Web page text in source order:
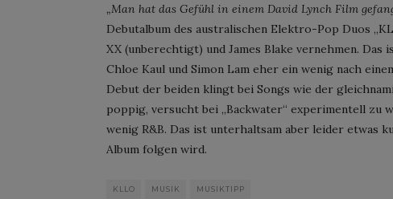
„Man hat das Gefühl in einem David Lynch Film
Debutalbum des australischen Elektro-Pop Duos
XX (unberechtigt) und James Blake vernehmen.
Chloe Kaul und Simon Lam eher ein wenig nach
Debut der beiden klingt bei Songs wie der
poppig, versucht bei „Backwater“ experimentell zu
wenig R&B. Das ist unterhaltsam aber leider etwas
Album folgen wird.
KLLO MUSIK MUSIKTIPP